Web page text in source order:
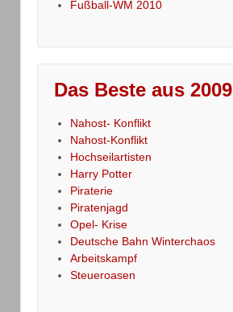
Fußball-WM 2010
Das Beste aus 2009
Nahost- Konflikt
Nahost-Konflikt
Hochseilartisten
Harry Potter
Piraterie
Piratenjagd
Opel- Krise
Deutsche Bahn Winterchaos
Arbeitskampf
Steueroasen